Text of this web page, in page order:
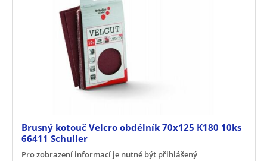
Brusný kotouč Velcro obdélník 70x125 K180 10ks
66411 Schuller
Pro zobrazení informací je nutné být přihlášený